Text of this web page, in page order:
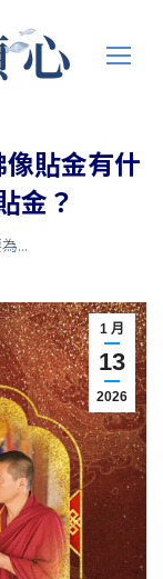
貼金有什
金？
...
1 月
13
2026